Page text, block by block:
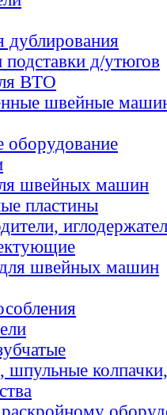
дублирования
д/утюгов
ВТО
швейные
оборудование
швейных машин
пластины
швейных машин